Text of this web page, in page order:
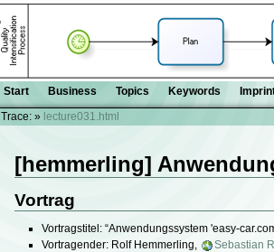
Start Business Topics Keywords
Trace: » lecture031.html
[hemmerling]
Vortrag
Vortragstitel: “Anwendungssystem 'easy-
Vortragender: Rolf Hemmerling,
Sebastian